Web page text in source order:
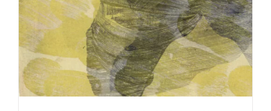
kan
gekozen
worden
op
de
productpagina